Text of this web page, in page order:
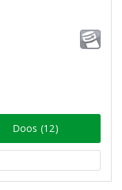
Doos (12)